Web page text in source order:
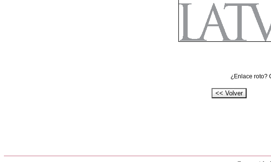
¿Enlace roto?